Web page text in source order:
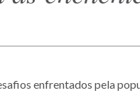
enfrentados pela